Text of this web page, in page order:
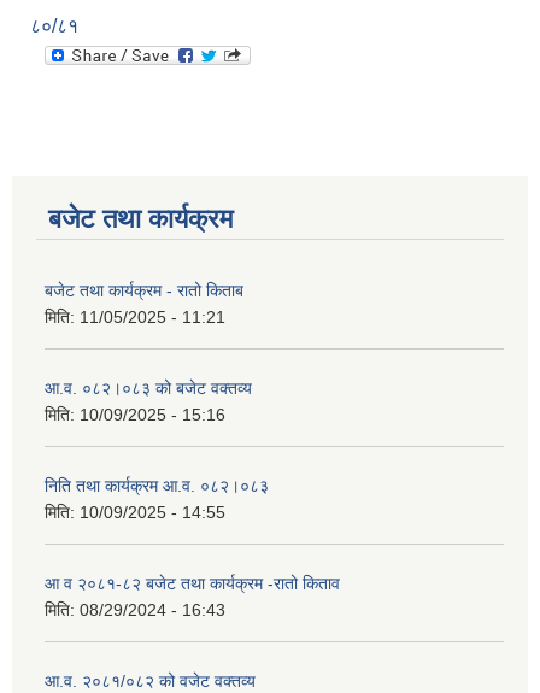
८०/८१
बजेट तथा कार्यक्रम
बजेट तथा कार्यक्रम - रातो किताब
मिति: 11/05/2025 - 11:21
आ.व. ०८२।०८३ को बजेट वक्तव्य
मिति: 10/09/2025 - 15:16
निति तथा कार्यक्रम आ.व. ०८२।०८३
मिति: 10/09/2025 - 14:55
आ व २०८१-८२ बजेट तथा कार्यक्रम -रातो किताव
मिति: 08/29/2024 - 16:43
आ.व. २०८१/०८२ को वजेट वक्तव्य